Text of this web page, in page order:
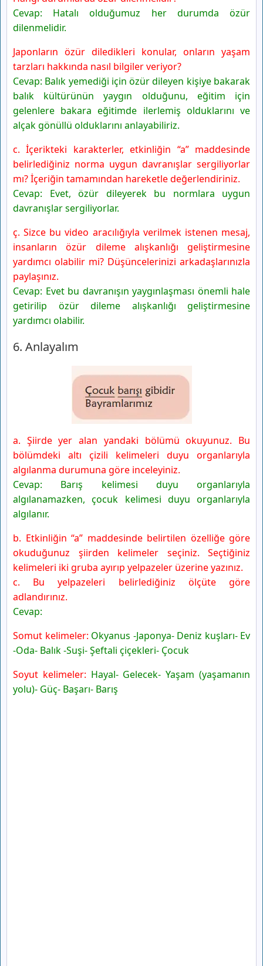
Cevap: Hatalı olduğumuz her durumda özür
dilenmelidir.
Japonların özür diledikleri konular, onların yaşam
tarzları hakkında nasıl bilgiler veriyor?
Cevap: Balık yemediği için özür dileyen kişiye bakarak
balık kültürünün yaygın olduğunu, eğitim için
gelenlere bakara eğitimde ilerlemiş olduklarını ve
alçak gönüllü olduklarını anlayabiliriz.
c. İçerikteki karakterler, etkinliğin “a” maddesinde
belirlediğiniz norma uygun davranışlar sergiliyorlar
mı? İçeriğin tamamından hareketle değerlendiriniz.
Cevap: Evet, özür dileyerek bu normlara uygun
davranışlar sergiliyorlar.
ç. Sizce bu video aracılığıyla verilmek istenen mesaj,
insanların özür dileme alışkanlığı geliştirmesine
yardımcı olabilir mi? Düşüncelerinizi arkadaşlarınızla
paylaşınız.
Cevap: Evet bu davranışın yaygınlaşması önemli hale
getirilip özür dileme alışkanlığı geliştirmesine
yardımcı olabilir.
6. Anlayalım
a. Şiirde yer alan yandaki bölümü okuyunuz. Bu
bölümdeki altı çizili kelimeleri duyu organlarıyla
algılanma durumuna göre inceleyiniz.
Cevap: Barış kelimesi duyu organlarıyla
algılanamazken, çocuk kelimesi duyu organlarıyla
algılanır.
b. Etkinliğin “a” maddesinde belirtilen özelliğe göre
okuduğunuz şiirden kelimeler seçiniz. Seçtiğiniz
kelimeleri iki gruba ayırıp yelpazeler üzerine yazınız.
c. Bu yelpazeleri belirlediğiniz ölçüte göre
adlandırınız.
Cevap:
Somut kelimeler: Okyanus -Japonya- Deniz kuşları- Ev
-Oda- Balık -Suşi- Şeftali çiçekleri- Çocuk
Soyut kelimeler: Hayal- Gelecek- Yaşam (yaşamanın
yolu)- Güç- Başarı- Barış